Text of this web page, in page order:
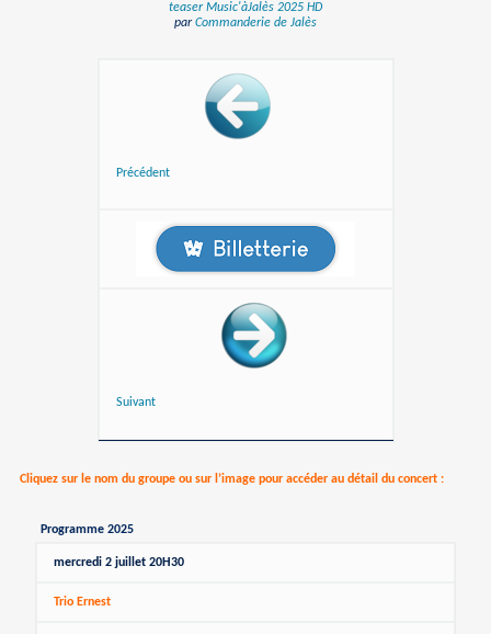
teaser Music'àJalès 2025 HD
parCommanderie de Jalès
Précédent
Suivant
Cliquez sur le nom du groupe ou sur l’image pour accéder au détail du concert :
Programme 2025
mercredi 2 juillet 20H30
Trio Ernest